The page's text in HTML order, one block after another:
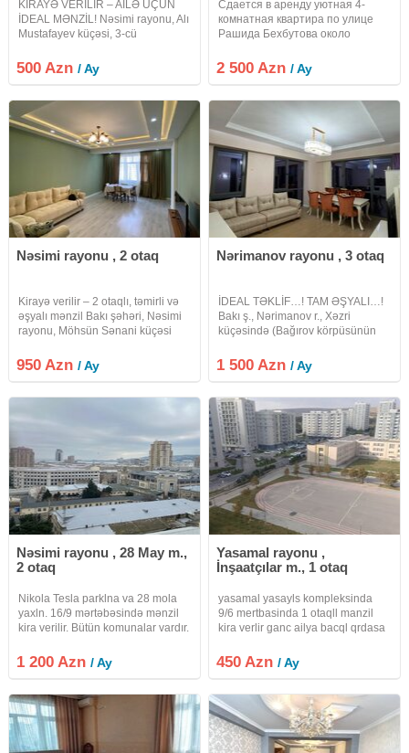
KİRAYƏ VERİLİR – AİLƏ ÜÇÜN
İDEAL MƏNZİL! Nəsimi rayonu, Alı
Mustafayev küçəsi, 3-cü
yerləşən, əlverişli infrastruktura
malik 1 otaqdan 2 otağa
500 Azn/ Ay
Сдается в аренду уютная 4-
комнатная квартира по улице
Рашида Бехбутова около
дорогим ремонтом в стиле
модерн, 3 спальные комнаты, 2
Кухня встроенная и
2 500 Azn/ Ay
Nəsimi rayonu , 2 otaq
Kirayə verilir – 2 otaqlı, təmirli və
əşyalı mənzil Bakı şəhəri, Nəsimi
rayonu, Möhsün Sənani küçəsi
qarşısında yerləşən Yaşayış
Kompleksində 2 otaqlı, tam təmirli
950 Azn/ Ay
Nərimanov rayonu , 3 otaq
İDEAL TƏKLİF…! TAM ƏŞYALI…!
Bakı ş., Nərimanov r., Xəzri
küçəsində (Bağırov körpüsünün
Kompleksində 18 mərtəbəli
binanın 10-cu mərcəsində , ümumi
otaqlı mənzil
1 500 Azn/ Ay
Nəsimi rayonu , 28 May m.,
2 otaq
Nikola Tesla parklna va 28 mola
yaxln. 16/9 mərtəbəsində mənzil
kira verilir. Bütün komunalar vardır.
fayizdir
1 200 Azn/ Ay
Yasamal rayonu ,
İnşaatçılar m., 1 otaq
yasamal yasayls kompleksinda
9/6 mertbasinda 1 otaqll manzil
kira verlir ganc ailya bacql qrdasa
vasitcanin xidmat haql 30%
fayizdir
450 Azn/ Ay